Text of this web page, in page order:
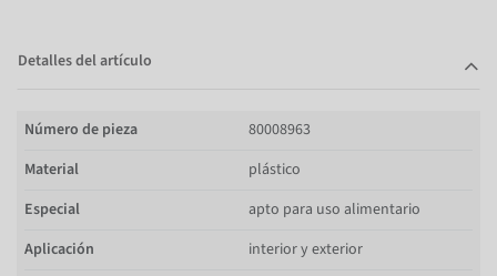
Detalles del artículo
Número de pieza
80008963
Material
plástico
Especial
apto para uso alimentario
Aplicación
interior y exterior